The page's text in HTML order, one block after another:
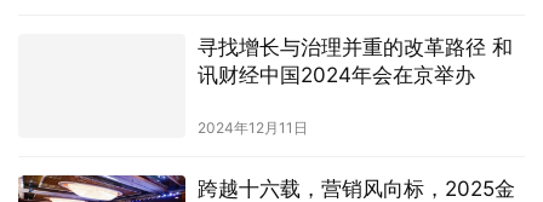
寻找增长与治理并重的改革路径 和
讯财经中国2024年会在京举办
2024年12月11日
跨越十六载，营销风向标，2025金